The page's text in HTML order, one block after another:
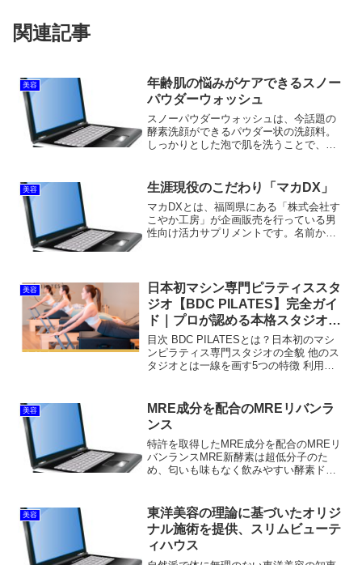
関連記事
美容
年齢肌の悩みがケアできるスノー
パウダーウォッシュ
スノーパウダーウォッシュは、今話題の
酵素洗顔ができるパウダー状の洗顔料。
しっかりとした泡で肌を洗うことで、加
の力で、くすみの原因となる古い角質・
毛穴の汚れを やさしく分...
美容 生涯現役のこだわり「マカDX」
マカDXとは、福岡県にある「株式会社す
こやか工房」が企画販売を行っている男
性向け活力サプリメントです。名前から
る工場もしっかりと品...
美容
日本初マシン専門ピラティススタ
ジオ【BDC PILATES】完全ガイ
ド｜プロが認める本格スタジオの
魅力を徹底解説
目次 BDC PILATESとは？日本初のマシ
ンピラティス専門スタジオの全貌 他のス
タジオとは一線を画す5つの特徴 利用者
のか？ 体験レッスンから入会まで｜知っ
ておき...
美容
MRE成分を配合のMREリバンラ
ンス
特許を取得したMRE成分を配合のMREリ
バンランスMRE新酵素は超低分子のた
め、匂いも味もなく飲みやすい酵素ドリ
肌にも良い効果があれば、試すメリット
は大きいと感じてしま...
美容
東洋美容の理論に基づいたオリジ
ナル施術を提供、スリムビューテ
ィハウス